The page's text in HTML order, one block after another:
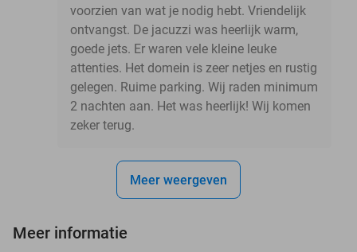
voorzien van wat je nodig hebt. Vriendelijk
ontvangst. De jacuzzi was heerlijk warm,
goede jets. Er waren vele kleine leuke
attenties. Het domein is zeer netjes en rustig
gelegen. Ruime parking. Wij raden minimum
2 nachten aan. Het was heerlijk! Wij komen
zeker terug.
Meer weergeven
Meer informatie